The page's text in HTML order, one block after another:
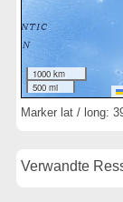
1000 km
500 mi
Marker lat / long:
Verwandte